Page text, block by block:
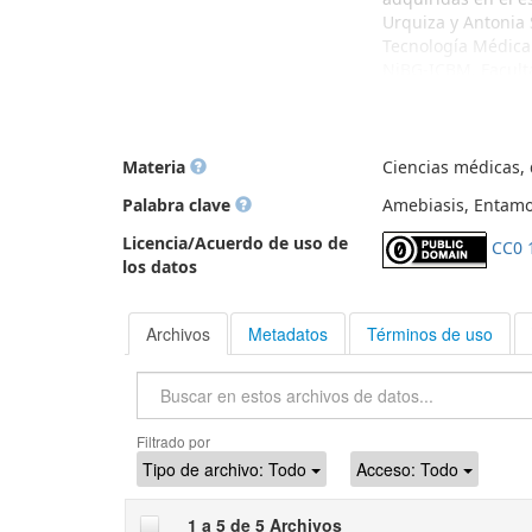
Urquiza y Antonia
Tecnología
generaciones de
colaboradores y,
incluye
Genética (NiBG),
optar al título
la Colección
UChile) para uso
Agradecimientos:
Biblioteca Central
Tapia, Director del
Materia
Ciencias
Palabra clave
Amebiasis,
Licencia/Acuerdo de uso de
los datos
CC0
Archivos Metadatos Términos de uso
Filtrado por
Tipo de archivo: Todo Acceso: Todo
1 a 5 de 5 Archivos